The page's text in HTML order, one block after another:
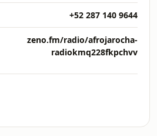
+52 287 140 9644
zeno.fm/radio/afrojarocha-
radiokmq228fkpchvv